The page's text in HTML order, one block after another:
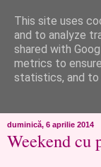
like
..de
chef..incercate pe
duminică, 6 aprilie 2014
Weekend cu
This site uses
and to analyze
shared with
metrics to
statistics, and to